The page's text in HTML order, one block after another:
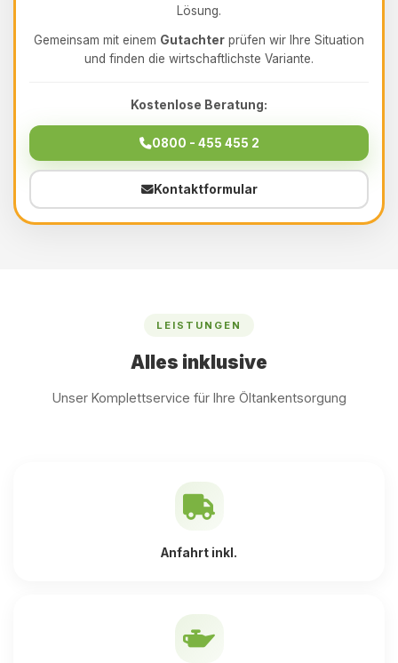
Lösung.
Gemeinsam mit einem Gutachter prüfen wir Ihre Situation
und finden die wirtschaftlichste Variante.
Kostenlose Beratung:
0800 - 455 455 2
Kontaktformular
LEISTUNGEN
Alles inklusive
Unser Komplettservice für Ihre Öltankentsorgung
Anfahrt inkl.